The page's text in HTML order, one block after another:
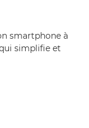
smartphone à
simplifie et